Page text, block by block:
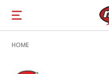
Open
navigation
HOME